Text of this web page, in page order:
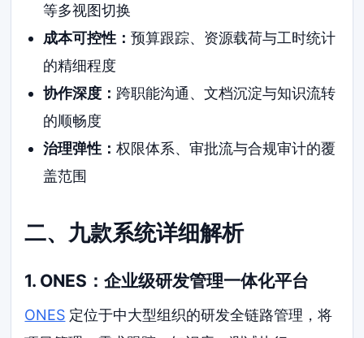
等多视图切换
成本可控性： 预算跟踪、资源载荷与工时统计
的精细程度
协作深度： 跨职能沟通、文档沉淀与知识流转
的顺畅度
治理弹性： 权限体系、审批流与合规审计的覆
盖范围
二、九款系统详细解析
1. ONES：企业级研发管理一体化平台
ONES 定位于中大型组织的研发全链路管理，将